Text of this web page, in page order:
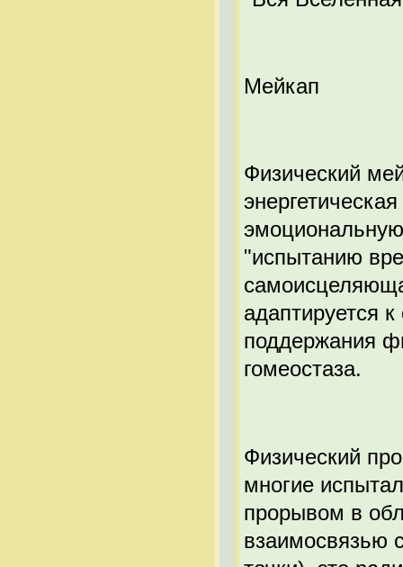
Мейкап
Физический
"испытанию
адаптируется
поддержания
гомеостаза.
Физический
многие
прорывом в
взаимосвязью